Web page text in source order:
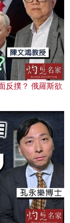
反撲？ 俄羅斯欲